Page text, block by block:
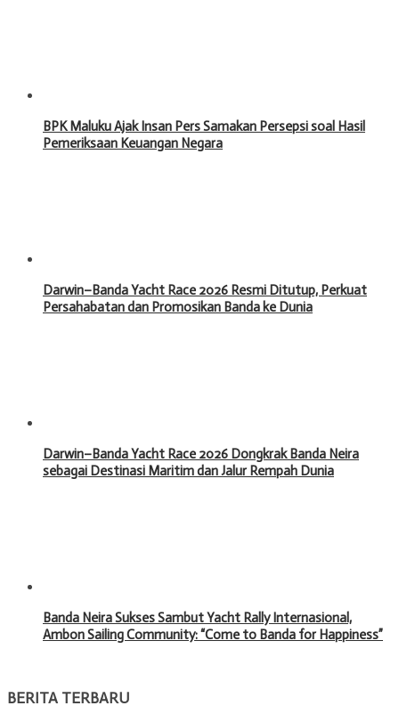
BPK Maluku Ajak Insan Pers Samakan Persepsi soal Hasil
Pemeriksaan Keuangan Negara
Darwin–Banda Yacht Race 2026 Resmi Ditutup, Perkuat
Persahabatan dan Promosikan Banda ke Dunia
Darwin–Banda Yacht Race 2026 Dongkrak Banda Neira
sebagai Destinasi Maritim dan Jalur Rempah Dunia
Banda Neira Sukses Sambut Yacht Rally Internasional,
Ambon Sailing Community: “Come to Banda for Happiness”
BERITA TERBARU